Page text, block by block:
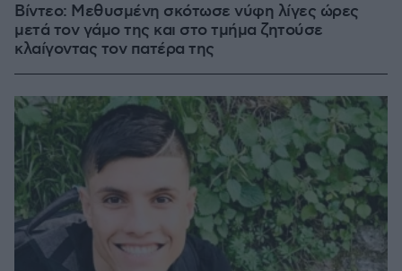
Βίντεο: Μεθυσμένη σκότωσε νύφη λίγες ώρες
μετά τον γάμο της και στο τμήμα ζητούσε
κλαίγοντας τον πατέρα της